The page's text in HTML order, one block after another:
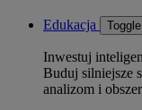
Edukacja
Inwestuj
Buduj silniejsze
analizom i